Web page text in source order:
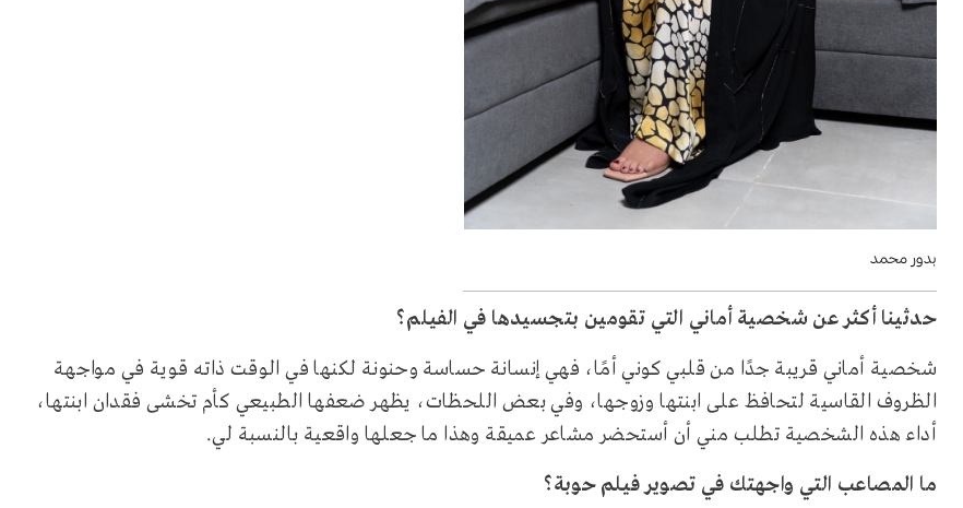
بدور محمد
حدثينا أكثر عن شخصية أماني التي تقومين بتجسيدها في الفيلم؟
شخصية أماني قريبة جدًا من قلبي كوني أمًا، فهي إنسانة حساسة وحنونة لكنها في الوقت ذاته قوية في مواجهة
الظروف القاسية لتحافظ على ابنتها وزوجها، وفي بعض اللحظات، يظهر ضعفها الطبيعي كأم تخشى فقدان ابنتها،
أداء هذه الشخصية تطلب مني أن أستحضر مشاعر عميقة وهذا ما جعلها واقعية بالنسبة لي.
ما المصاعب التي واجهتك في تصوير فيلم حوبة؟